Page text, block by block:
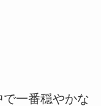
一番穏やかな